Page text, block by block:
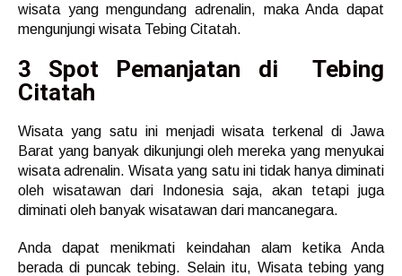
wisata yang mengundang adrenalin, maka Anda dapat
mengunjungi wisata Tebing Citatah.
3 Spot Pemanjatan di Tebing
Citatah
Wisata yang satu ini menjadi wisata terkenal di Jawa
Barat yang banyak dikunjungi oleh mereka yang menyukai
wisata adrenalin. Wisata yang satu ini tidak hanya diminati
oleh wisatawan dari Indonesia saja, akan tetapi juga
diminati oleh banyak wisatawan dari mancanegara.
Anda dapat menikmati keindahan alam ketika Anda
berada di puncak tebing. Selain itu, Wisata tebing yang